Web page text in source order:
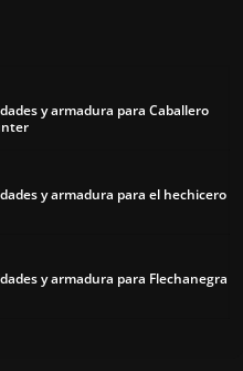
y armadura para Caballero
y armadura para el hechicero
y armadura para Flechanegra